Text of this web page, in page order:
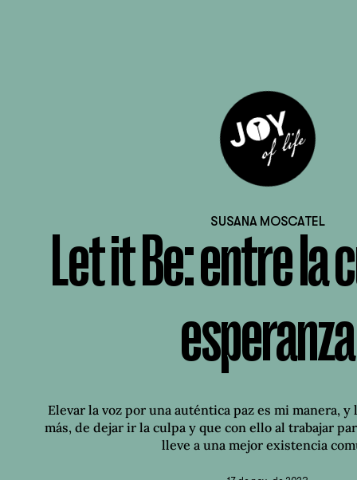
SUSANA MOSCATEL
Let it Be: entre la
esperanza
Elevar la voz por una auténtica paz es mi manera,
más, de dejar ir la culpa y que con ello al trabajar
lleve a una mejor existencia